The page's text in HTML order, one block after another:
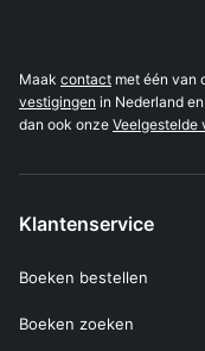
Maak contact met één van
vestigingen in Nederland
dan ook onze Veelgestelde
Klantenservice
Boeken bestellen
Boeken zoeken